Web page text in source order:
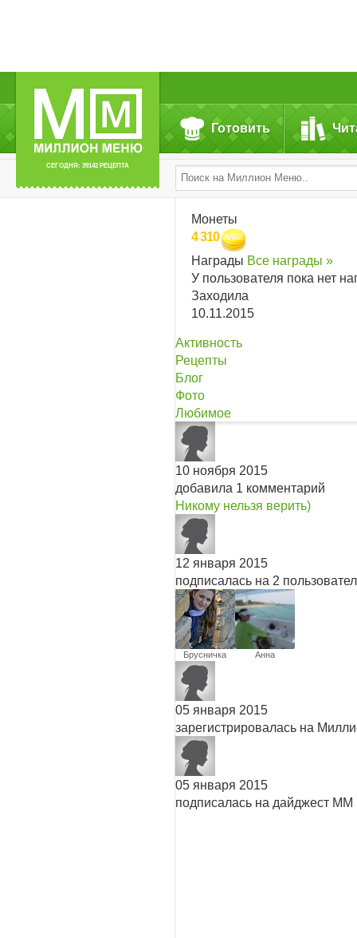
СЕГОДНЯ: 39142 РЕЦЕПТА
Готовить
Монеты
4 310
Награды Все награды »
У пользователя пока нет
Заходила
10.11.2015
Активность
Рецепты
Блог
Фото
Любимое
10 ноября 2015
добавила 1 комментарий
Никому нельзя верить)
12 января 2015
подписалась на 2
Брусничка Анна
05 января 2015
зарегистрировалась на
05 января 2015
подписалась на дайджест ММ